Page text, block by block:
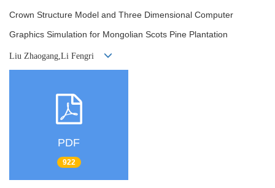
Crown Structure Model and Three Dimensional Computer
Graphics Simulation for Mongolian Scots Pine Plantation
Liu Zhaogang,Li Fengri
PDF
922